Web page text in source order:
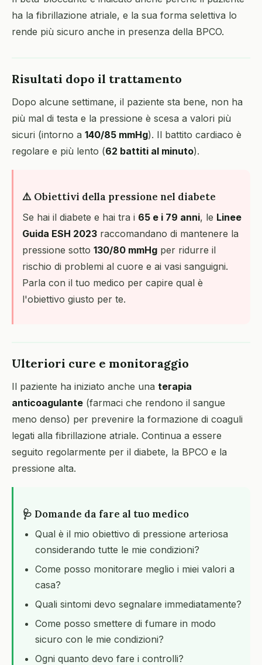
ha la fibrillazione atriale, e la sua forma selettiva lo
rende più sicuro anche in presenza della BPCO.
Risultati dopo il trattamento
Dopo alcune settimane, il paziente sta bene, non ha
più mal di testa e la pressione è scesa a valori più
sicuri (intorno a 140/85 mmHg). Il battito cardiaco è
regolare e più lento (62 battiti al minuto).
⚠️ Obiettivi della pressione nel diabete
Se hai il diabete e hai tra i 65 e i 79 anni, le Linee
Guida ESH 2023 raccomandano di mantenere la
pressione sotto 130/80 mmHg per ridurre il
rischio di problemi al cuore e ai vasi sanguigni.
Parla con il tuo medico per capire qual è
l'obiettivo giusto per te.
Ulteriori cure e monitoraggio
Il paziente ha iniziato anche una terapia
anticoagulante (farmaci che rendono il sangue
meno denso) per prevenire la formazione di coaguli
legati alla fibrillazione atriale. Continua a essere
seguito regolarmente per il diabete, la BPCO e la
pressione alta.
🩺 Domande da fare al tuo medico
Qual è il mio obiettivo di pressione arteriosa
considerando tutte le mie condizioni?
Come posso monitorare meglio i miei valori a
casa?
Quali sintomi devo segnalare immediatamente?
Come posso smettere di fumare in modo
sicuro con le mie condizioni?
Ogni quanto devo fare i controlli?